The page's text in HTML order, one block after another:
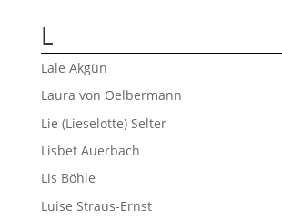
L
Lale Akgün
Laura von Oelbermann
Lie (Lieselotte) Selter
Lisbet Auerbach
Lis Böhle
Luise Straus-Ernst